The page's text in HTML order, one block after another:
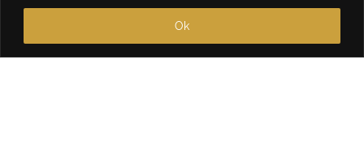
Ok
options
options
peuvent